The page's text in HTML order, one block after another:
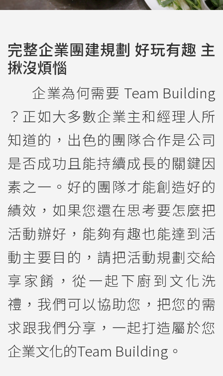
完整企業團建規劃 好玩有趣 主
揪沒煩惱
企業為何需要 Team Building
？正如大多數企業主和經理人所
知道的，出色的團隊合作是公司
是否成功且能持續成長的關鍵因
素之一。好的團隊才能創造好的
績效，如果您還在思考要怎麼把
活動辦好，能夠有趣也能達到活
動主要目的，請把活動規劃交給
享家餚，從一起下廚到文化洗
禮，我們可以協助您，把您的需
求跟我們分享，一起打造屬於您
企業文化的Team Building。